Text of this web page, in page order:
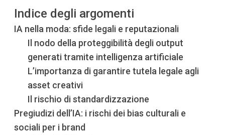
Indice degli argomenti
IA nella moda: sfide legali e reputazionali
Il nodo della proteggibilità degli output
generati tramite intelligenza artificiale
L’importanza di garantire tutela legale agli
asset creativi
Il rischio di standardizzazione
Pregiudizi dell’IA: i rischi dei bias culturali e
sociali per i brand